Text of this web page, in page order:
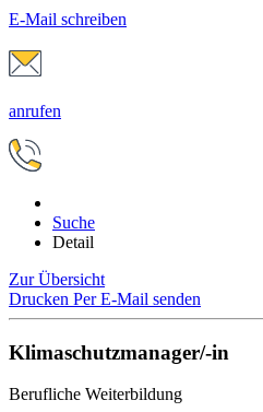
E-Mail schreiben
anrufen
Suche
Detail
Zur Übersicht
Drucken Per E-Mail senden
Klimaschutzmanager/-in
Berufliche Weiterbildung